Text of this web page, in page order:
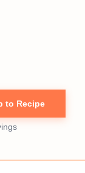
to Recipe